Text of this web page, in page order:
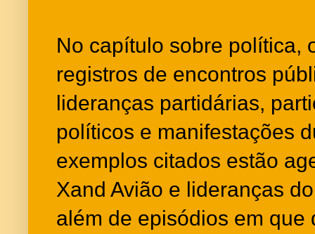
No capítulo sobre política,
registros de encontros
lideranças partidárias,
políticos e manifestações
exemplos citados estão
Xand Avião e lideranças
além de episódios em que